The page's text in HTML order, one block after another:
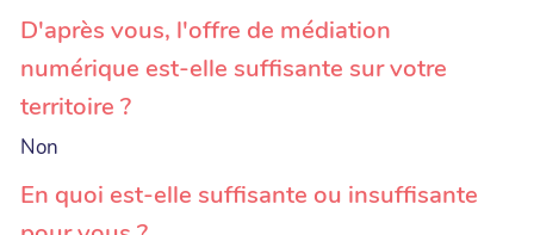
D'après vous, l'offre de médiation
numérique est-elle suffisante sur votre
territoire ?
Non
En quoi est-elle suffisante ou insuffisante